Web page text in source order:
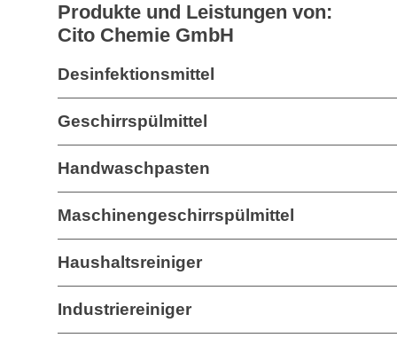
Produkte und Leistungen von:
Cito Chemie GmbH
Desinfektionsmittel
Geschirrspülmittel
Handwaschpasten
Maschinengeschirrspülmittel
Haushaltsreiniger
Industriereiniger